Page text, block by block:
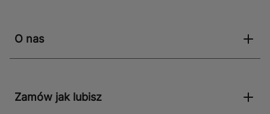
O nas
Zamów jak lubisz